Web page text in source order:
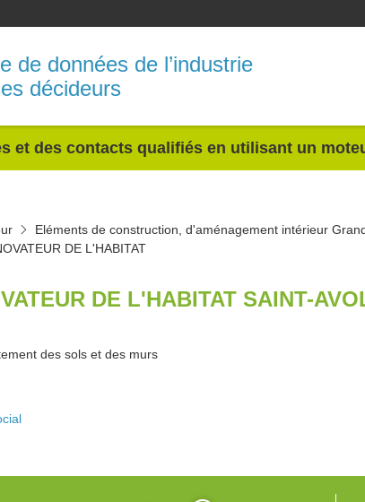
de données de l’industrie
décideurs
et des contacts qualifiés en utilisant un
Eléments de construction, d'aménagement intérieur
DE L'HABITAT
DE L'HABITAT SAINT-
des sols et des murs